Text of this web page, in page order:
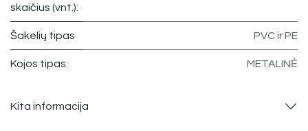
skaičius (vnt.):
Šakelių tipas PVC ir PE
Kojos tipas: METALINĖ
Kita informacija